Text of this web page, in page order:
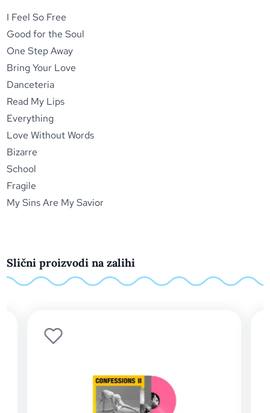
I Feel So Free
Good for the Soul
One Step Away
Bring Your Love
Danceteria
Read My Lips
Everything
Love Without Words
Bizarre
School
Fragile
My Sins Are My Savior
Slični proizvodi na zalihi